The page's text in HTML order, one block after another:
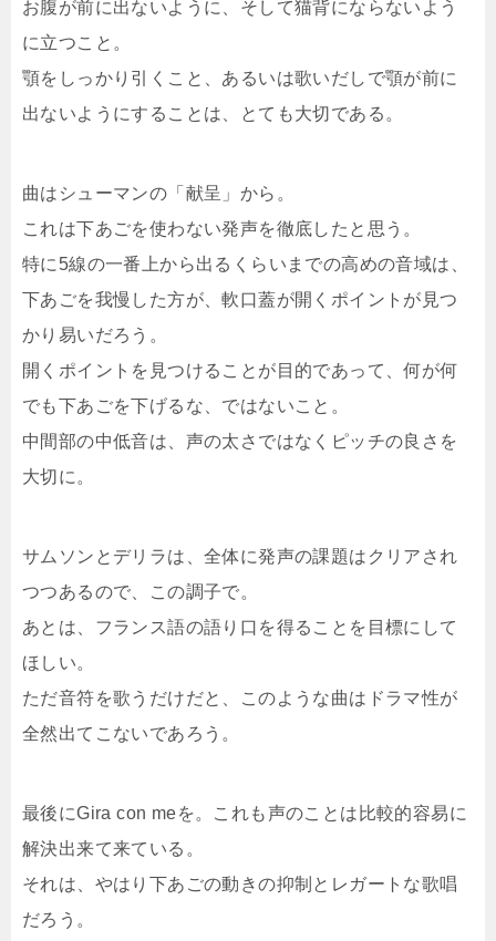
お腹が前に出ないように、そして猫背にならないよう
に立つこと。
顎をしっかり引くこと、あるいは歌いだしで顎が前に
出ないようにすることは、とても大切である。
曲はシューマンの「献呈」から。
これは下あごを使わない発声を徹底したと思う。
特に5線の一番上から出るくらいまでの高めの音域は、
下あごを我慢した方が、軟口蓋が開くポイントが見つ
かり易いだろう。
開くポイントを見つけることが目的であって、何が何
でも下あごを下げるな、ではないこと。
中間部の中低音は、声の太さではなくピッチの良さを
大切に。
サムソンとデリラは、全体に発声の課題はクリアされ
つつあるので、この調子で。
あとは、フランス語の語り口を得ることを目標にして
ほしい。
ただ音符を歌うだけだと、このような曲はドラマ性が
全然出てこないであろう。
最後にGira con meを。これも声のことは比較的容易に
解決出来て来ている。
それは、やはり下あごの動きの抑制とレガートな歌唱
だろう。